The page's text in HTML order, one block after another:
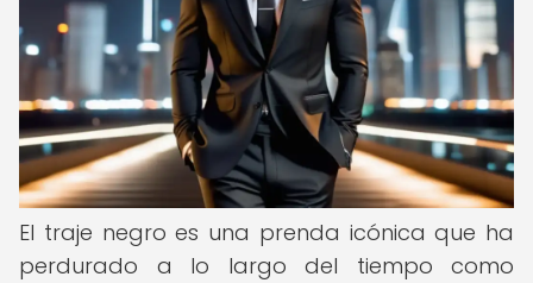
El traje negro es una prenda icónica que ha
perdurado a lo largo del tiempo como